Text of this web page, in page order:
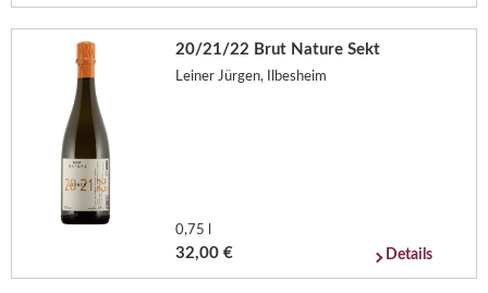
20/21/22 Brut Nature Sekt
Leiner Jürgen, Ilbesheim
0,75 l
32,00 € Details